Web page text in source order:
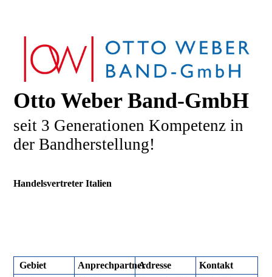
Otto Weber Band-GmbH
seit 3 Generationen Kompetenz in
der Bandherstellung!
Handelsvertreter Italien
Gebiet AnprechpartnerAdresse
Kontakt